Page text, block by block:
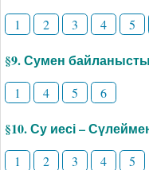
1 2 3 4 5
§9. Сумен
1 4 5 6
§10. Су иесі –
1 2 3 4 5